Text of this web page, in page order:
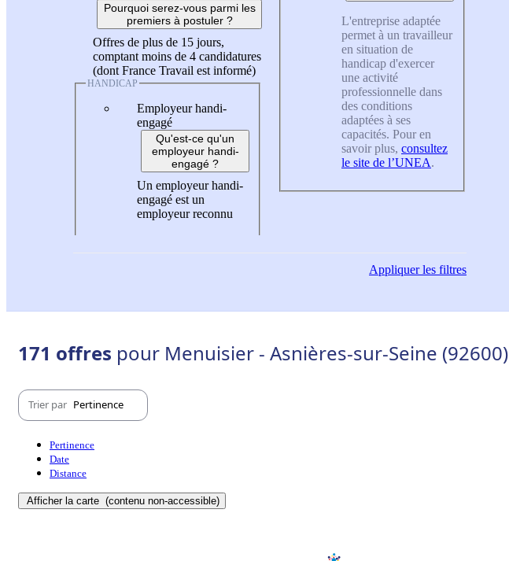
Pourquoi serez-vous parmi les
premiers à postuler ?
Offres de plus de 15 jours,
comptant moins de 4 candidatures
(dont France Travail est informé)
HANDICAP
Employeur handi-
engagé
Qu'est-ce qu'un
employeur handi-
engagé ?
Un employeur handi-
engagé est un
employeur reconnu
L'entreprise adaptée
permet à un travailleur
en situation de
handicap d'exercer
une activité
professionnelle dans
des conditions
adaptées à ses
capacités. Pour en
savoir plus, consultez
le site de l’UNEA.
Appliquerles filtres
171 offres pour Menuisier - Asnières-sur-Seine (92600)
Trier par Pertinence
Pertinence
Date
Distance
Afficher la carte (contenu non-accessible)